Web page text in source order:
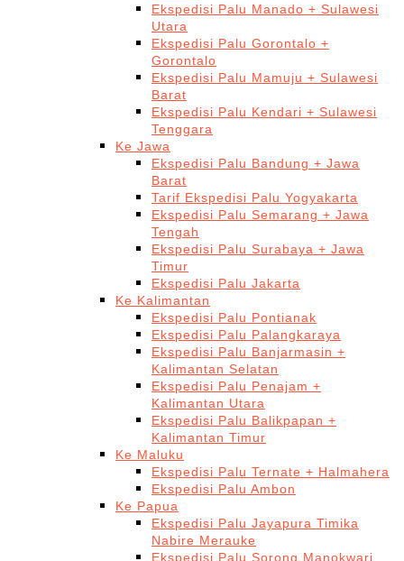
Ekspedisi Palu Manado + Sulawesi
Utara
Ekspedisi Palu Gorontalo +
Gorontalo
Ekspedisi Palu Mamuju + Sulawesi
Barat
Ekspedisi Palu Kendari + Sulawesi
Tenggara
Ke Jawa
Ekspedisi Palu Bandung + Jawa
Barat
Tarif Ekspedisi Palu Yogyakarta
Ekspedisi Palu Semarang + Jawa
Tengah
Ekspedisi Palu Surabaya + Jawa
Timur
Ekspedisi Palu Jakarta
Ke Kalimantan
Ekspedisi Palu Pontianak
Ekspedisi Palu Palangkaraya
Ekspedisi Palu Banjarmasin +
Kalimantan Selatan
Ekspedisi Palu Penajam +
Kalimantan Utara
Ekspedisi Palu Balikpapan +
Kalimantan Timur
Ke Maluku
Ekspedisi Palu Ternate + Halmahera
Ekspedisi Palu Ambon
Ke Papua
Ekspedisi Palu Jayapura Timika
Nabire Merauke
Ekspedisi Palu Sorong Manokwari